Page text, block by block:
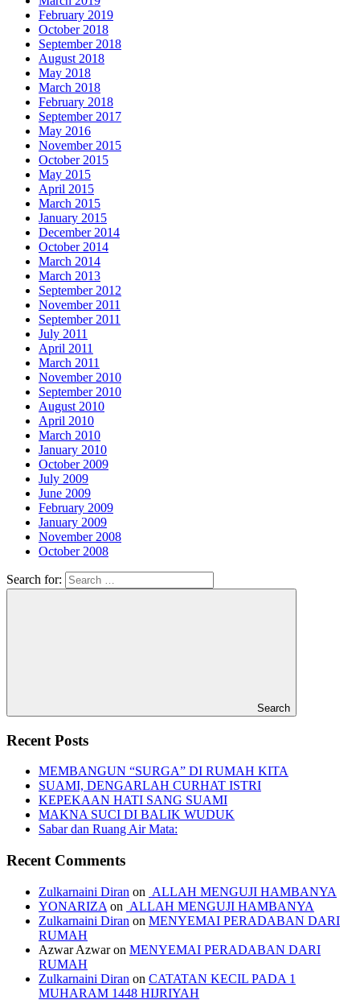
February 2019
October 2018
September 2018
August 2018
May 2018
March 2018
February 2018
September 2017
May 2016
November 2015
October 2015
May 2015
April 2015
March 2015
January 2015
December 2014
October 2014
March 2014
March 2013
September 2012
November 2011
September 2011
July 2011
April 2011
March 2011
November 2010
September 2010
August 2010
April 2010
March 2010
January 2010
October 2009
July 2009
June 2009
February 2009
January 2009
November 2008
October 2008
Search for:
Search
Recent Posts
MEMBANGUN “SURGA” DI RUMAH KITA
SUAMI, DENGARLAH CURHAT ISTRI
KEPEKAAN HATI SANG SUAMI
MAKNA SUCI DI BALIK WUDUK
Sabar dan Ruang Air Mata:
Recent Comments
Zulkarnaini Diran on ALLAH MENGUJI HAMBANYA
YONARIZA on ALLAH MENGUJI HAMBANYA
Zulkarnaini Diran on MENYEMAI PERADABAN DARI
RUMAH
Azwar Azwaron MENYEMAI PERADABAN DARI
RUMAH
Zulkarnaini Diran on CATATAN KECIL PADA 1
MUHARAM 1448 HIJRIYAH